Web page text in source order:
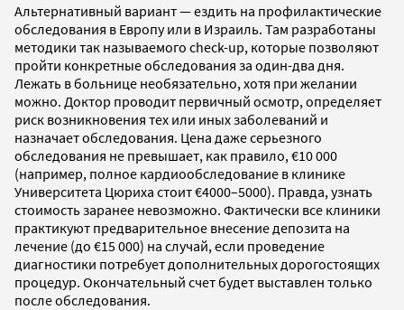
Альтернативный вариант — ездить на профилактические
обследования в Европу или в Израиль. Там разработаны
методики так называемого check-up, которые позволяют
пройти конкретные обследования за один-два дня.
Лежать в больнице необязательно, хотя при желании
можно. Доктор проводит первичный осмотр, определяет
риск возникновения тех или иных заболеваний и
назначает обследования. Цена даже серьезного
обследования не превышает, как правило, €10 000
(например, полное кардиообследование в клинике
Университета Цюриха стоит €4000–5000). Правда, узнать
стоимость заранее невозможно. Фактически все клиники
практикуют предварительное внесение депозита на
лечение (до €15 000) на случай, если проведение
диагностики потребует дополнительных дорогостоящих
процедур. Окончательный счет будет выставлен только
после обследования.